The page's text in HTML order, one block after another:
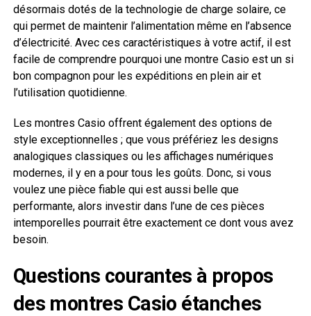
désormais dotés de la technologie de charge solaire, ce
qui permet de maintenir l’alimentation même en l’absence
d’électricité. Avec ces caractéristiques à votre actif, il est
facile de comprendre pourquoi une montre Casio est un si
bon compagnon pour les expéditions en plein air et
l’utilisation quotidienne.
Les montres Casio offrent également des options de
style exceptionnelles ; que vous préfériez les designs
analogiques classiques ou les affichages numériques
modernes, il y en a pour tous les goûts. Donc, si vous
voulez une pièce fiable qui est aussi belle que
performante, alors investir dans l’une de ces pièces
intemporelles pourrait être exactement ce dont vous avez
besoin.
Questions courantes à propos
des montres Casio étanches